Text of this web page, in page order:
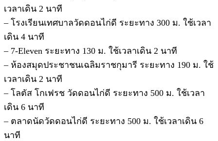
เวลาเดิน 2 นาที
– โรงเรียนเทศบาลวัดดอนไก่ดี ระยะทาง 300 ม. ใช้เวลา
เดิน 4 นาที
– 7-Eleven ระยะทาง 130 ม. ใช้เวลาเดิน 2 นาที
– ห้องสมุดประชาชนเฉลิมราชกุมารี ระยะทาง 190 ม. ใช้
เวลาเดิน 2 นาที
– โลตัส โกเฟรช วัดดอนไก่ดี ระยะทาง 500 ม. ใช้เวลา
เดิน 6 นาที
– ตลาดนัดวัดดอนไก่ดี ระยะทาง 500 ม. ใช้เวลาเดิน 6
นาที